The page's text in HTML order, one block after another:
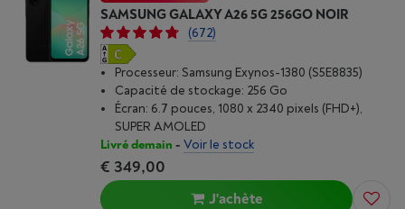
SAMSUNG GALAXY A26 5G 256GO NOIR
(672)
Processeur: Samsung Exynos-1380 (S5E8835)
Capacité de stockage: 256 Go
Écran: 6.7 pouces, 1080 x 2340 pixels (FHD+),
SUPER AMOLED
Livré demain - Voir le stock
€ 349,00
J'achète